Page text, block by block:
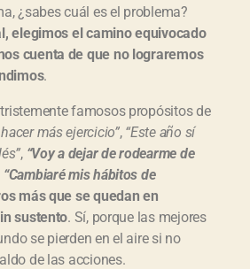
¿sabes cuál es el problema?
elegimos el camino equivocado
cuenta de que no lograremos
.
famosos propósitos de
hacer más ejercicio”, “Este año sí
, “Voy a dejar de rodearme de
“Cambiaré mis hábitos de
más que se quedan en
sustento. Sí, porque las mejores
se pierden en el aire si no
de las acciones.